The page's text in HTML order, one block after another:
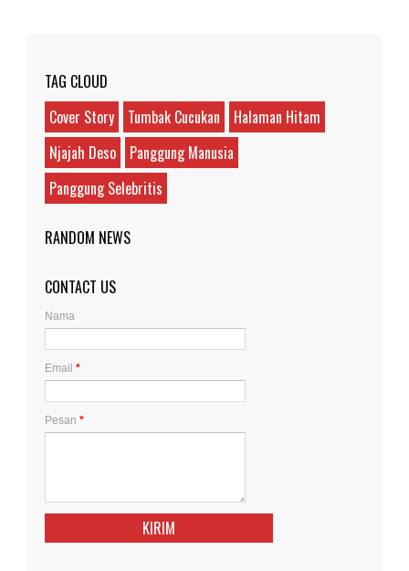
TAG CLOUD
Cover Story
Tumbak Cucukan
Halaman Hitam
Njajah Deso
Panggung Manusia
Panggung Selebritis
RANDOM NEWS
CONTACT US
Nama
Email *
Pesan *